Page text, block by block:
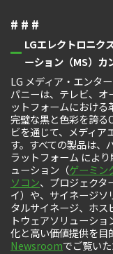
# # #
LGエレクトロニク
ーション（MS）カ
LG メディア・エンタ
パニーは、テレビ、オ
ットフォームにおける
完璧な黒と色彩を誇る
ビを通じて、メディア
す。すべての製品は、
ラットフォーム によ
ューション（ゲーミン
ソコン、プロジェクタ
イ）や、サイネージ
タルサイネージ、ホス
トウェアソリューシ
化と高い価値提供を目
Newsroomでご覧いた